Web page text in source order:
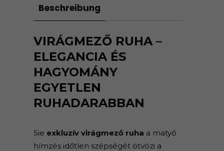
Beschreibung
VIRÁGMEZŐ RUHA –
ELEGANCIA ÉS
HAGYOMÁNY
EGYETLEN
RUHADARABBAN
Sie exkluzív virágmező ruha a matyó
hímzés időtlen szépségét ötvözi a